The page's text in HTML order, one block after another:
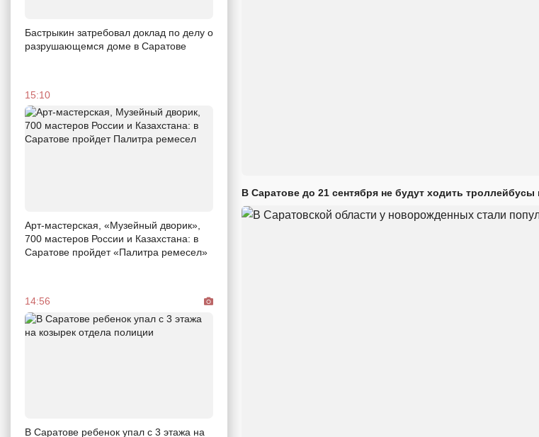
Бастрыкин затребовал доклад по делу о
разрушающемся доме в Саратове
15:10
Арт-мастерская, «Музейный дворик»,
700 мастеров России и Казахстана: в
Саратове пройдет «Палитра ремесел»
14:56
В Саратове ребенок упал с 3 этажа на
В Саратове до 21 сентября не будут ходить